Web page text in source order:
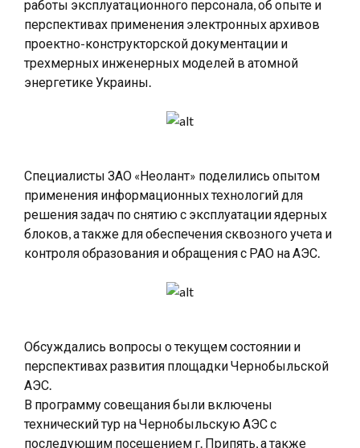
работы эксплуатационного персонала, об опыте и
перспективах применения электронных архивов
проектно-конструкторской документации и
трехмерных инженерных моделей в атомной
энергетике Украины.
Специалисты ЗАО «Неолант» поделились опытом
применения информационных технологий для
решения задач по снятию с эксплуатации ядерных
блоков, а также для обеспечения сквозного учета и
контроля образования и обращения с РАО на АЭС.
Обсуждались вопросы о текущем состоянии и
перспективах развития площадки Чернобыльской
АЭС.
В программу совещания были включены
технический тур на Чернобыльскую АЭС с
последующим посещением г. Припять, а также